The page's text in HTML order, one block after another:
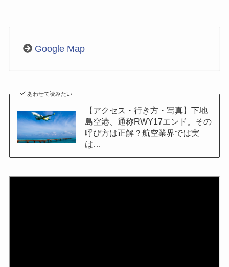
Google Map
あわせて読みたい
【アクセス・行き方・写真】下地
島空港、通称RWY17エンド。その
呼び方は正解？航空業界では実
は…